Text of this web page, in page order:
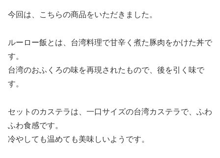
今回は、こちらの商品をいただきました。
ルーロー飯とは、台湾料理で甘辛く煮た豚肉をかけた丼で
す。
台湾のおふくろの味を再現されたもので、後を引く味で
す。
セットのカステラは、一口サイズの台湾カステラで、ふわ
ふわ食感です。
冷やしても温めても美味しいようです。